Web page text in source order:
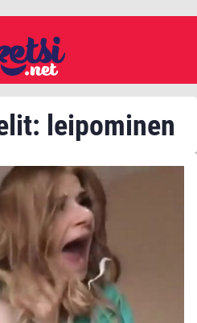
leipominen